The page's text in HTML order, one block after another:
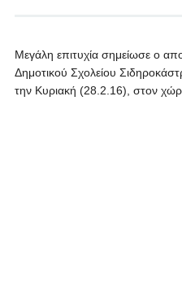
Μεγάλη επιτυχία σημείωσε ο
Δημοτικού Σχολείου
την Κυριακή (28.2.16), στον